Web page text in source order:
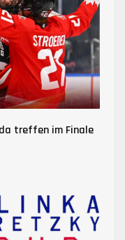
treffen im Finale